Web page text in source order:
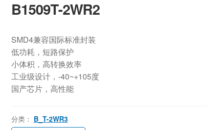
B1509T-2WR2
SMD4兼容国际标准封装
低功耗，短路保护
小体积，高转换效率
工业级设计，-40~+105度
国产芯片，高性能
分类： B_T-2WR3